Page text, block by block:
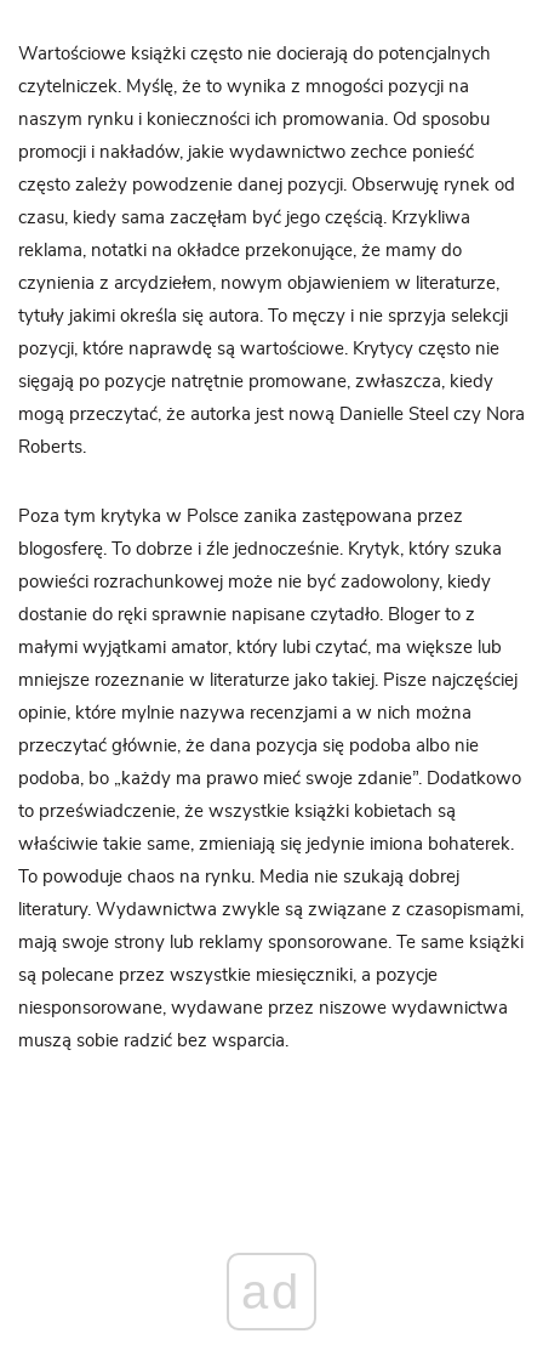
Wartościowe książki często nie docierają do potencjalnych
czytelniczek. Myślę, że to wynika z mnogości pozycji na
naszym rynku i konieczności ich promowania. Od sposobu
promocji i nakładów, jakie wydawnictwo zechce ponieść
często zależy powodzenie danej pozycji. Obserwuję rynek od
czasu, kiedy sama zaczęłam być jego częścią. Krzykliwa
reklama, notatki na okładce przekonujące, że mamy do
czynienia z arcydziełem, nowym objawieniem w literaturze,
tytuły jakimi określa się autora. To męczy i nie sprzyja selekcji
pozycji, które naprawdę są wartościowe. Krytycy często nie
sięgają po pozycje natrętnie promowane, zwłaszcza, kiedy
mogą przeczytać, że autorka jest nową Danielle Steel czy Nora
Roberts.
Poza tym krytyka w Polsce zanika zastępowana przez
blogosferę. To dobrze i źle jednocześnie. Krytyk, który szuka
powieści rozrachunkowej może nie być zadowolony, kiedy
dostanie do ręki sprawnie napisane czytadło. Bloger to z
małymi wyjątkami amator, który lubi czytać, ma większe lub
mniejsze rozeznanie w literaturze jako takiej. Pisze najczęściej
opinie, które mylnie nazywa recenzjami a w nich można
przeczytać głównie, że dana pozycja się podoba albo nie
podoba, bo „każdy ma prawo mieć swoje zdanie”. Dodatkowo
to przeświadczenie, że wszystkie książki kobietach są
właściwie takie same, zmieniają się jedynie imiona bohaterek.
To powoduje chaos na rynku. Media nie szukają dobrej
literatury. Wydawnictwa zwykle są związane z czasopismami,
mają swoje strony lub reklamy sponsorowane. Te same książki
są polecane przez wszystkie miesięczniki, a pozycje
niesponsorowane, wydawane przez niszowe wydawnictwa
muszą sobie radzić bez wsparcia.
ad